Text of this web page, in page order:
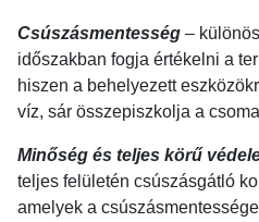
Csúszásmentesség –
időszakban fogja értékelni a
hiszen a behelyezett
víz, sár összepiszkolja a
Minőség és teljes körű
teljes felületén csúszásgátló
amelyek a